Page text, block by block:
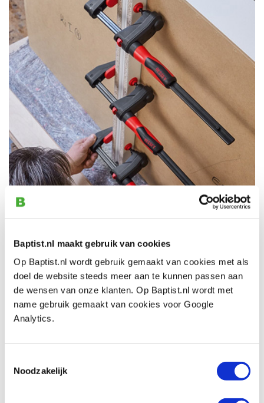
Baptist.nl maakt gebruik van cookies
Op Baptist.nl wordt gebruik gemaakt van cookies met als
doel de website steeds meer aan te kunnen passen aan
de wensen van onze klanten. Op Baptist.nl wordt met
name gebruik gemaakt van cookies voor Google
Analytics.
Noodzakelijk
Opvrijdag 11 april 2025is René van Nus namens
Bessey bij ons in de winkel. Bessey is een merk dat zeer
innovatieve klemmen produceert. Met Bessey klemmen
klemt u altijd veilig en vast. Laat u informeren over
oplossingen voor uw klemprobleem en probeer zelf de
Bessey gereedschappen uit in onze winkel!
plaats tussen 09:30 en 16:30 uur. Inschrijven is dus niet
nodig, maar voor ons wel leuk en handig om te horen